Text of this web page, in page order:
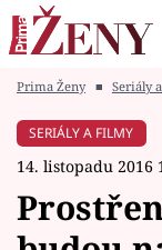
Módní alarm
Prima Ženy ■ Seriály
SERIÁLY A FILMY
14. listopadu 2016